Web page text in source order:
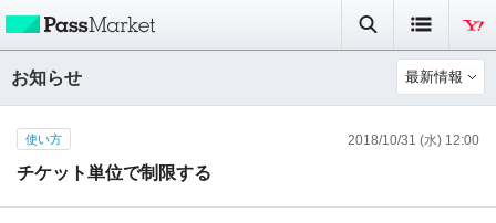
お知らせ 最新情報
使い方 2018/10/31 (水) 12:00
チケット単位で制限する